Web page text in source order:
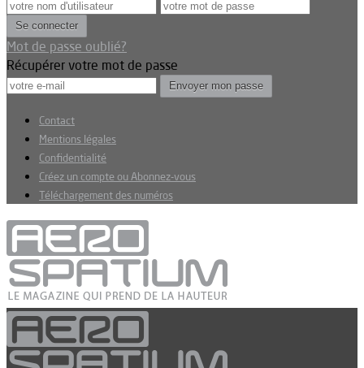
Mot de passe oublié?
Récupérer votre mot de passe
Contact
Mentions légales
Confidentialité
Créez un compte ou Abonnez-vous
Téléchargement des numéros